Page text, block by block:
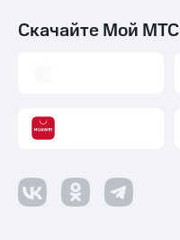
Скачайте Мой МТС